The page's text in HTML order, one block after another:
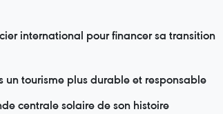
international pour financer sa transition
un tourisme plus durable et responsable
centrale solaire de son histoire